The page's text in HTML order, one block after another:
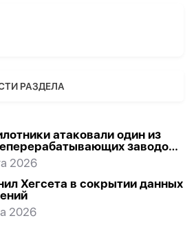
РАЗДЕЛА
атаковали один из
заводов
области
2026
Хегсета в сокрытии данных
2026